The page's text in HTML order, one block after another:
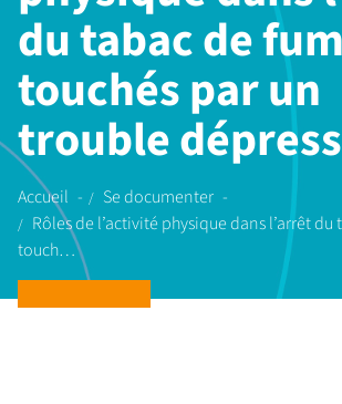
du tabac de
touchés par un
trouble
Accueil
Se documenter
Rôles de l’activité physique dans l’arrêt
touch…